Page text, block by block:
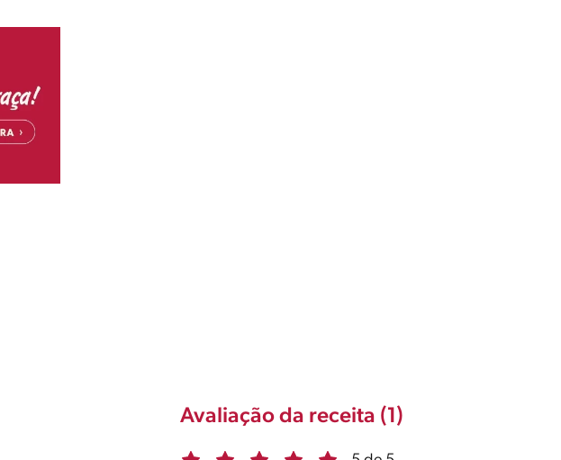
Avaliação da receita (1)